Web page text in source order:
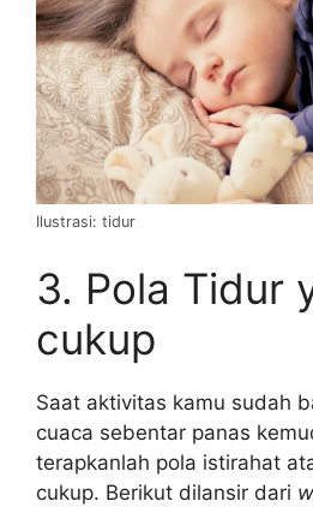
Ilustrasi: tidur
3. Pola Tidur
cukup
Saat aktivitas kamu sudah
cuaca sebentar panas
terapkanlah pola istirahat
cukup. Berikut dilansir dari